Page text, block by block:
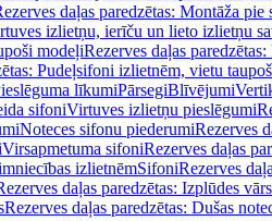
daļas paredzētas: Montāža
izlietņu, ierīču un lieto izlietņu
modeļiRezerves daļas
Pudeļsifoni izlietnēm, vietu
līkumiPārsegiBlīvējumi
sifoniVirtuves izlietņu pieslēgumi
Noteces sifonu piederumiRezerves
Virsapmetuma sifoniRezerves daļas
izlietnēmSifoniRezerves
daļas paredzētas: Izplūdes
Rezerves daļas paredzētas: Dušas